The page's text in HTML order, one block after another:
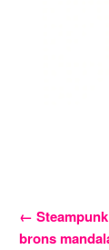
Bericht
←
brons